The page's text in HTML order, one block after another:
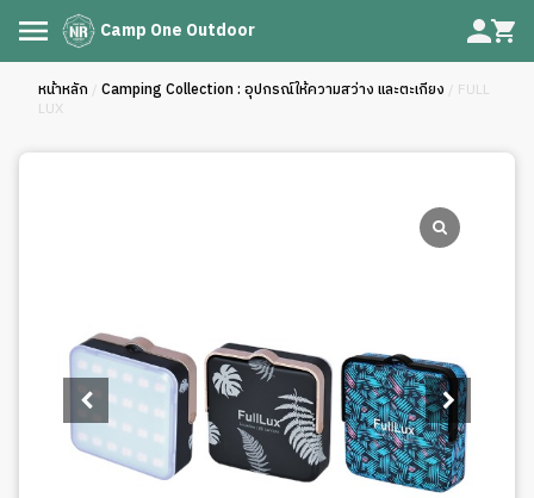
Camp One Outdoor
หน้าหลัก / Camping Collection : อุปกรณ์ให้ความสว่าง และตะเกียง / FULL
LUX